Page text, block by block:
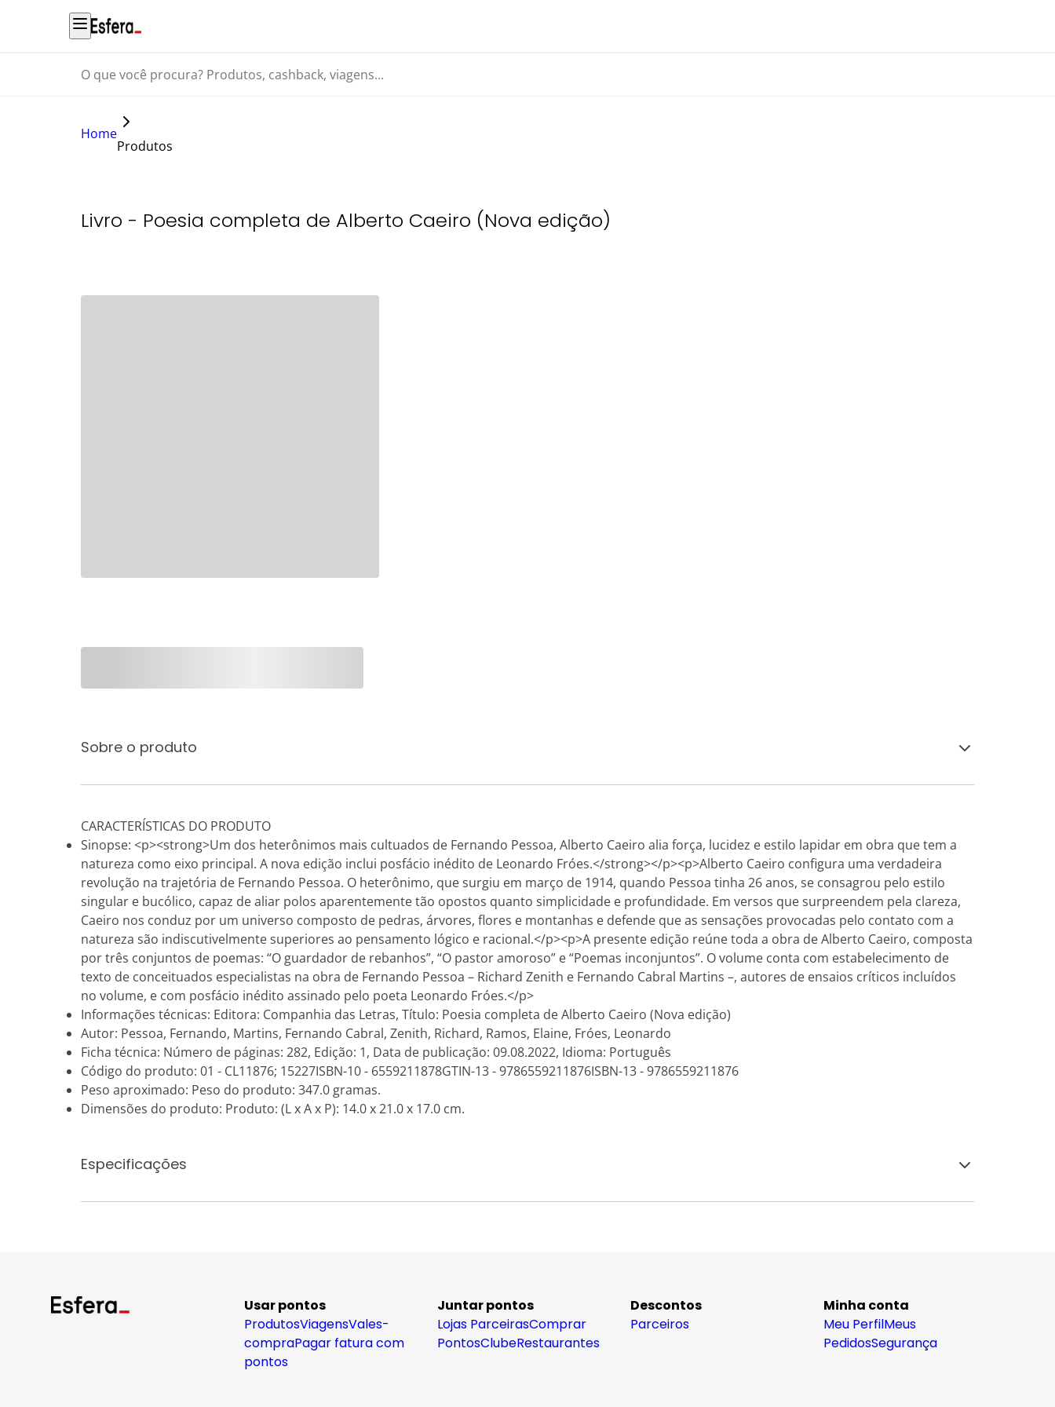
O que você procura? Produtos, cashback, viagens...
Home
Produtos
Livro - Poesia completa de Alberto Caeiro (Nova edição)
Sobre o produto
CARACTERÍSTICAS DO PRODUTO
Sinopse: <p><strong>Um dos heterônimos mais cultuados de Fernando Pessoa, Alberto Caeiro alia força, lucidez e estilo lapidar em obra que tem a
natureza como eixo principal. A nova edição inclui posfácio inédito de Leonardo Fróes.</strong></p><p>Alberto Caeiro configura uma verdadeira
revolução na trajetória de Fernando Pessoa. O heterônimo, que surgiu em março de 1914, quando Pessoa tinha 26 anos, se consagrou pelo estilo
singular e bucólico, capaz de aliar polos aparentemente tão opostos quanto simplicidade e profundidade. Em versos que surpreendem pela clareza,
Caeiro nos conduz por um universo composto de pedras, árvores, flores e montanhas e defende que as sensações provocadas pelo contato com a
natureza são indiscutivelmente superiores ao pensamento lógico e racional.</p><p>A presente edição reúne toda a obra de Alberto Caeiro, composta
por três conjuntos de poemas: “O guardador de rebanhos”, “O pastor amoroso” e “Poemas inconjuntos”. O volume conta com estabelecimento de
texto de conceituados especialistas na obra de Fernando Pessoa – Richard Zenith e Fernando Cabral Martins –, autores de ensaios críticos incluídos
no volume, e com posfácio inédito assinado pelo poeta Leonardo Fróes.</p>
Informações técnicas: Editora: Companhia das Letras, Título: Poesia completa de Alberto Caeiro (Nova edição)
Autor: Pessoa, Fernando, Martins, Fernando Cabral, Zenith, Richard, Ramos, Elaine, Fróes, Leonardo
Ficha técnica: Número de páginas: 282, Edição: 1, Data de publicação: 09.08.2022, Idioma: Português
Código do produto: 01 - CL11876; 15227ISBN-10 - 6559211878GTIN-13 - 9786559211876ISBN-13 - 9786559211876
Peso aproximado: Peso do produto: 347.0 gramas.
Dimensões do produto: Produto: (L x A x P): 14.0 x 21.0 x 17.0 cm.
Especificações
Usar pontos
ProdutosViagensVales-
compraPagar fatura com
pontos
Juntar pontos
Lojas ParceirasComprar
PontosClubeRestaurantes
Descontos
Parceiros
Minha conta
Meu PerfilMeus
PedidosSegurança